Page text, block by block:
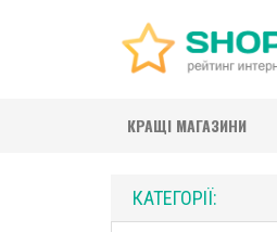
КРАЩІ МАГАЗИНИ
КАТЕГОРІЇ: